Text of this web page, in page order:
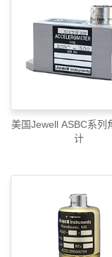
美国Jewell ASBC系列
计